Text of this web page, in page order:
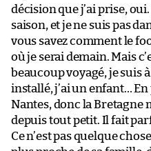
décision que j’ai prise,
saison, et je ne suis pas
vous savez comment le
où je serai demain. Mais
beaucoup voyagé, je suis à
installé, j’ai un enfant…
Nantes, donc la Bretagne
depuis tout petit. Il fait
Ce n’est pas quelque